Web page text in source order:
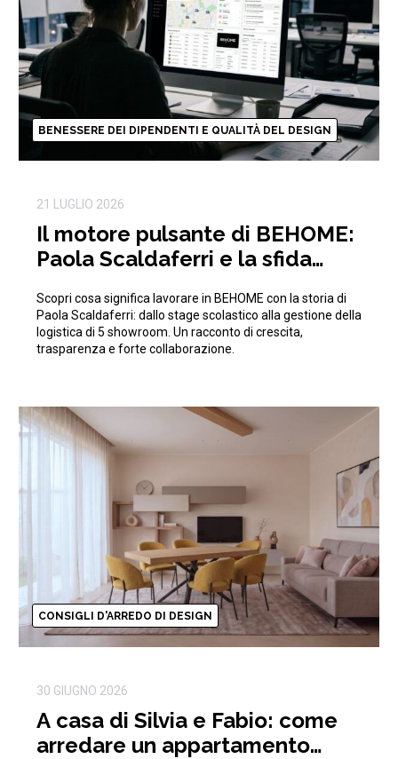
BENESSERE DEI DIPENDENTI E QUALITÀ DEL DESIGN
21 LUGLIO 2026
Il motore pulsante di BEHOME:
Paola Scaldaferri e la sfida
Scopri cosa significa lavorare in BEHOME con la storia di
Paola Scaldaferri: dallo stage scolastico alla gestione della
logistica di 5 showroom. Un racconto di crescita,
trasparenza e forte collaborazione.
CONSIGLI D'ARREDO DI DESIGN
30 GIUGNO 2026
A casa di Silvia e Fabio: come
arredare un appartamento